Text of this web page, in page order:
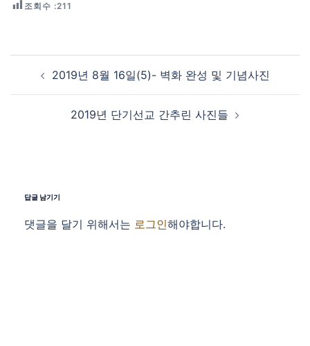
조회수 :211
Post navigation
2019년 8월 16일(5)- 벽화 완성 및 기념사진
2019년 단기선교 간추린 사진들
답글 남기기
댓글을 달기 위해서는 로그인해야합니다.